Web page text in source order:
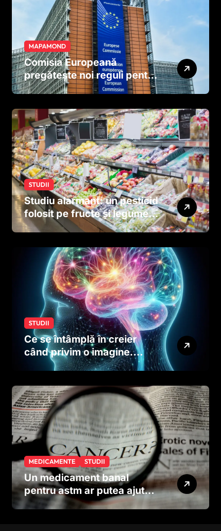
MAPAMOND
Comisia Europeană
pregătește noi reguli pentru
tutun și țigările electronice
STUDII
Studiu alarmant: un pesticid
folosit pe fructe și legume
ar putea afecta dezvoltarea
dinainte de naștere
STUDII
Ce se întâmplă în creier
când privim o imagine.
Studiul care explică rolul
MEDICAMENTE STUDII
Un medicament banal
pentru astm ar putea ajuta
în lupta împotriva